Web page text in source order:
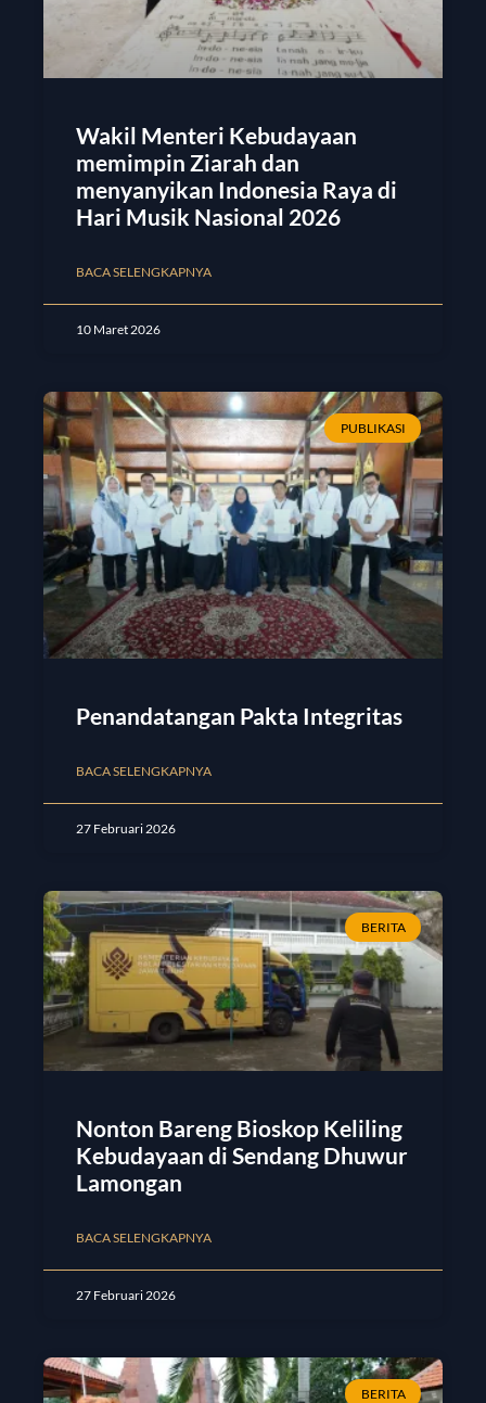
Wakil Menteri Kebudayaan
memimpin Ziarah dan
menyanyikan Indonesia Raya di
Hari Musik Nasional 2026
BACA SELENGKAPNYA
10 Maret 2026
PUBLIKASI
Penandatangan Pakta Integritas
BACA SELENGKAPNYA
27 Februari 2026
BERITA
Nonton Bareng Bioskop Keliling
Kebudayaan di Sendang Dhuwur
Lamongan
BACA SELENGKAPNYA
27 Februari 2026
BERITA